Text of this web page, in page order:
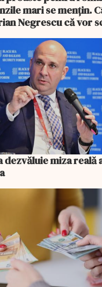
mari se mențin.
Negrescu că vor
dezvăluie miza reală